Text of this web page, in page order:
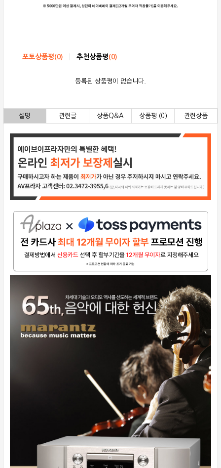
포토상품평(0) 추천상품평(0)
등록된 상품평이 없습니다.
설명 관련글 상품Q&A 상품평 (0) 관련상품